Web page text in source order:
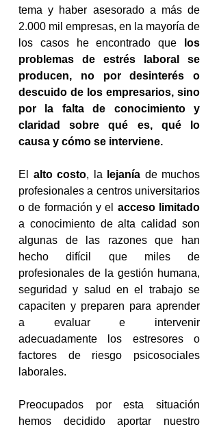
tema y haber asesorado a más de
2.000 mil empresas, en la mayoría de
los casos he encontrado que los
problemas de estrés laboral se
producen, no por desinterés o
descuido de los empresarios, sino
por la falta de conocimiento y
claridad sobre qué es, qué lo
causa y cómo se interviene.
El alto costo, la lejanía de muchos
profesionales a centros universitarios
o de formación y el acceso limitado
a conocimiento de alta calidad son
algunas de las razones que han
hecho difícil que miles de
profesionales de la gestión humana,
seguridad y salud en el trabajo se
capaciten y preparen para aprender
a evaluar e intervenir
adecuadamente los estresores o
factores de riesgo psicosociales
laborales.
Preocupados por esta situación
hemos decidido aportar nuestro